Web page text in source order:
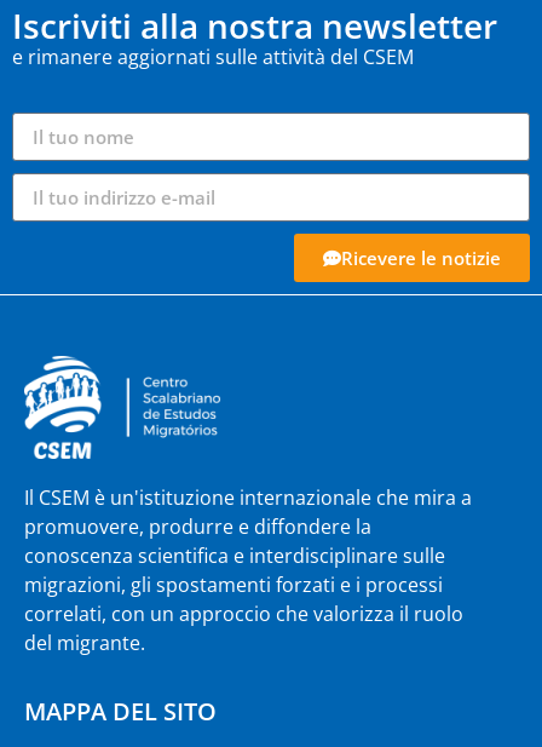
Iscriviti alla nostra newsletter
e rimanere aggiornati sulle attività del CSEM
Ricevere le notizie
Il CSEM è un'istituzione internazionale che mira a
promuovere, produrre e diffondere la
conoscenza scientifica e interdisciplinare sulle
migrazioni, gli spostamenti forzati e i processi
correlati, con un approccio che valorizza il ruolo
del migrante.
MAPPA DEL SITO